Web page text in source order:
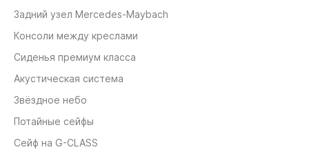
Задний узел Mercedes-Maybach
Консоли между креслами
Сиденья премиум класса
Акустическая система
Звёздное небо
Потайные сейфы
Сейф на G-CLASS